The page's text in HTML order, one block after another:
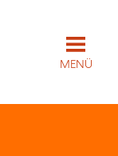
MENÜ